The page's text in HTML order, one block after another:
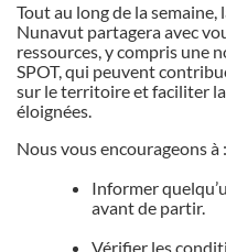
Tout au long de la semaine,
Nunavut partagera avec
ressources, y compris une
SPOT, qui peuvent
sur le territoire et faciliter
éloignées.
Nous vous encourageons à :
Informer
avant de partir.
Vérifier les